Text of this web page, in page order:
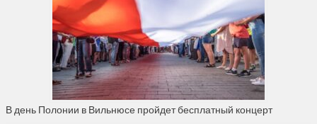
В день Полонии в Вильнюсе пройдет бесплатный концерт